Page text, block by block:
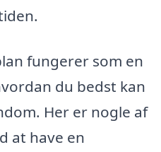
fungerer som en
du bedst kan
Her er nogle af
at have en